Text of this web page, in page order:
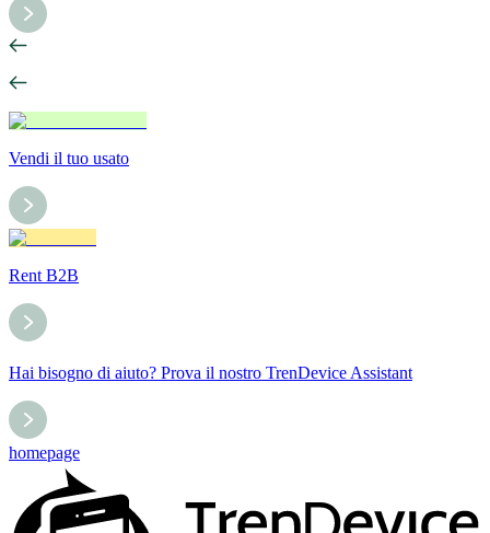
Vendi il tuo usato
Rent B2B
Hai bisogno di aiuto? Prova il nostro TrenDevice Assistant
homepage